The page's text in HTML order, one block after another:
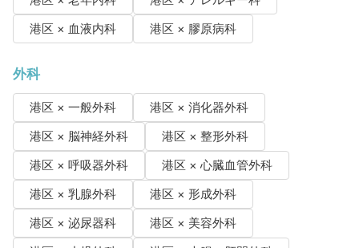
港区 × 血液内科
港区 × 膠原病科
外科
港区 × 一般外科
港区 × 消化器外科
港区 × 脳神経外科
港区 × 整形外科
港区 × 呼吸器外科
港区 × 心臓血管外科
港区 × 乳腺外科
港区 × 形成外科
港区 × 泌尿器科
港区 × 美容外科